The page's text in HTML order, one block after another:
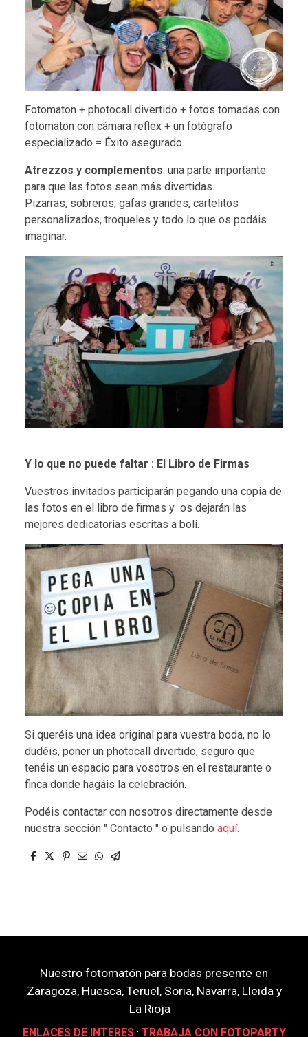
Fotomaton + photocall divertido + fotos tomadas con
fotomaton con cámara reflex + un fotógrafo
especializado = Éxito asegurado.
Atrezzos y complementos: una parte importante
para que las fotos sean más divertidas.
Pizarras, sobreros, gafas grandes, cartelitos
personalizados, troqueles y todo lo que os podáis
imaginar.
Y lo que no puede faltar : El Libro de Firmas
Vuestros invitados participarán pegando una copia de
las fotos en el libro de firmas y os dejarán las
mejores dedicatorias escritas a boli.
Si queréis una idea original para vuestra boda, no lo
dudéis, poner un photocall divertido, seguro que
tenéis un espacio para vosotros en el restaurante o
finca donde hagáis la celebración.
Podéis contactar con nosotros directamente desde
nuestra sección " Contacto " o pulsando aquí.
Nuestro fotomatón para bodas presente en
Zaragoza, Huesca, Teruel, Soria, Navarra, Lleida y
La Rioja
ENLACES DE INTERES· TRABAJA CON FOTOPARTY